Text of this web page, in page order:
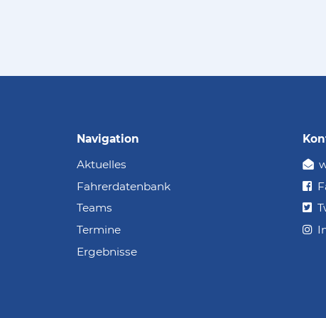
Navigation
Aktuelles
Fahrerdatenbank
Teams
Termine
Ergebnisse